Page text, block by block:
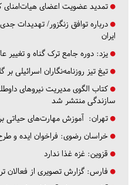
تمدید عضویت اعضای هیات‌امنای
درباره توافق زنگزور/ تهدیدات
ایران
یزد: دوره جامع ترک گناه و تغییر
تیغ تیز روزنامه‌نگاران اسرائیلی بر
کتاب الگوی مدیریت نیروهای
سازندگی منتشر شد
تهران: آموزش مهارت‌های حیاتی
خراسان رضوی: فراخوان ایده و
قزوین: غزه غذا ندارد
فارس: گزارش تصویری از فعالان